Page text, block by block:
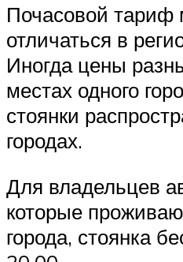
Почасовой тариф
отличаться в
Иногда цены
местах одного
стоянки
городах.
Для владельцев
которые
города, стоянка